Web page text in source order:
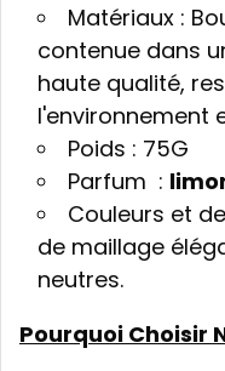
Matériaux :
contenue dans
haute qualité,
l'environnement
Poids : 75G
Parfum :
Couleurs et
de maillage
neutres.
Pourquoi Choisir